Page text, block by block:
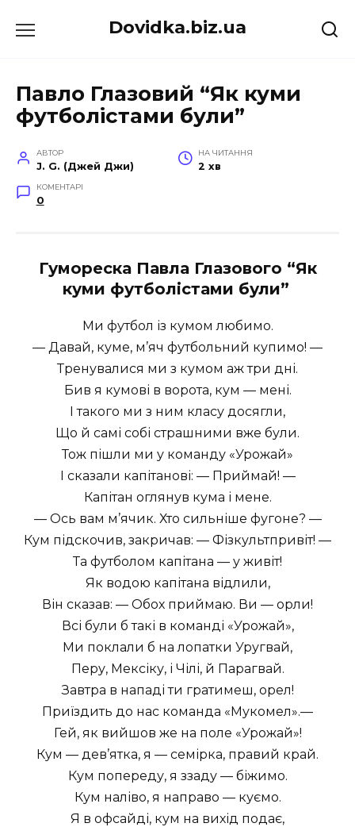
до
Dovidka.biz.ua
Павло Глазовий “Як куми
футболістами були”
АВТОР
J. G. (Джей Джи)
НА ЧИТАННЯ
2 хв
КОМЕНТАРІ
0
Гумореска Павла Глазового “Як
куми футболістами були”
Ми футбол із кумом любимо.
— Давай, куме, м’яч футбольний купимо! —
Тренувалися ми з кумом аж три дні.
Бив я кумові в ворота, кум — мені.
І такого ми з ним класу досягли,
Що й самі собі страшними вже були.
Тож пішли ми у команду «Урожай»
І сказали капітанові: — Приймай! —
Капітан оглянув кума і мене.
— Ось вам м’ячик. Хто сильніше фугоне? —
Кум підскочив, закричав: — Фізкультпривіт! —
Та футболом капітана — у живіт!
Як водою капітана відлили,
Він сказав: — Обох приймаю. Ви — орли!
Всі були б такі в команді «Урожай»,
Ми поклали б на лопатки Уругвай,
Перу, Мексіку, і Чілі, й Парагвай.
Завтра в нападі ти гратимеш, орел!
Приїздить до нас команда «Мукомел».—
Гей, як вийшов же на поле «Урожай»!
Кум — дев’ятка, я — семірка, правий край.
Кум попереду, я ззаду — біжимо.
Кум наліво, я направо — куємо.
Я в офсайді, кум на вихід подає,